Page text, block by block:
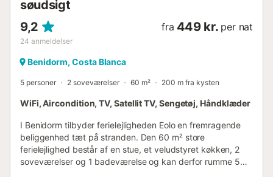
søudsigt
9,2
24 anmeldelser
fra 449 kr. per nat
Benidorm, Costa Blanca
5 personer 2 soveværelser 60 m² 200 m fra kysten
WiFi, Aircondition, TV, Satellit TV, Sengetøj, Håndklæder
I Benidorm tilbyder ferielejligheden Eolo en fremragende
beliggenhed tæt på stranden. Den 60 m² store
ferielejlighed består af en stue, et veludstyret køkken, 2
soveværelser og 1 badeværelse og kan derfor rumme 5